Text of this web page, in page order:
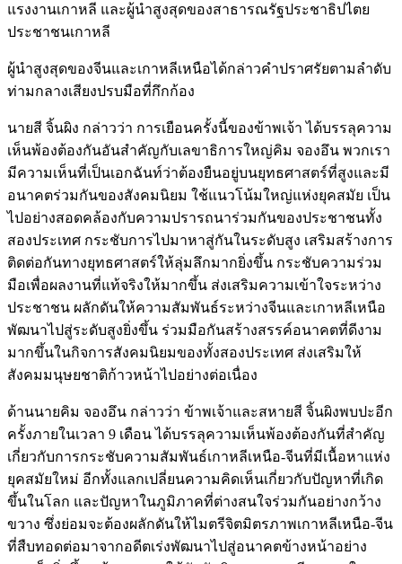
แรงงานเกาหลี และผู้นำสูงสุดของสาธารณรัฐประชาธิปไตย
ประชาชนเกาหลี
ผู้นำสูงสุดของจีนและเกาหลีเหนือได้กล่าวคำปราศรัยตามลำดับ
ท่ามกลางเสียงปรบมือที่กึกก้อง
นายสี จิ้นผิง กล่าวว่า การเยือนครั้งนี้ของข้าพเจ้า ได้บรรลุความ
เห็นพ้องต้องกันอันสำคัญกับเลขาธิการใหญ่คิม จองอึน พวกเรา
มีความเห็นที่เป็นเอกฉันท์ว่าต้องยืนอยู่บนยุทธศาสตร์ที่สูงและมี
อนาคตร่วมกันของสังคมนิยม ใช้แนวโน้มใหญ่แห่งยุคสมัย เป็น
ไปอย่างสอดคล้องกับความปรารถนาร่วมกันของประชาชนทั้ง
สองประเทศ กระชับการไปมาหาสู่กันในระดับสูง เสริมสร้างการ
ติดต่อกันทางยุทธศาสตร์ให้ลุ่มลึกมากยิ่งขึ้น กระชับความร่วม
มือเพื่อผลงานที่แท้จริงให้มากขึ้น ส่งเสริมความเข้าใจระหว่าง
ประชาชน ผลักดันให้ความสัมพันธ์ระหว่างจีนและเกาหลีเหนือ
พัฒนาไปสู่ระดับสูงยิ่งขึ้น ร่วมมือกันสร้างสรรค์อนาคตที่ดีงาม
มากขึ้นในกิจการสังคมนิยมของทั้งสองประเทศ ส่งเสริมให้
สังคมมนุษยชาติก้าวหน้าไปอย่างต่อเนื่อง
ด้านนายคิม จองอึน กล่าวว่า ข้าพเจ้าและสหายสี จิ้นผิงพบปะอีก
ครั้งภายในเวลา 9 เดือน ได้บรรลุความเห็นพ้องต้องกันที่สำคัญ
เกี่ยวกับการกระชับความสัมพันธ์เกาหลีเหนือ-จีนที่มีเนื้อหาแห่ง
ยุคสมัยใหม่ อีกทั้งแลกเปลี่ยนความคิดเห็นเกี่ยวกับปัญหาที่เกิด
ขึ้นในโลก และปัญหาในภูมิภาคที่ต่างสนใจร่วมกันอย่างกว้าง
ขวาง ซึ่งย่อมจะต้องผลักดันให้ไมตรีจิตมิตรภาพเกาหลีเหนือ-จีน
ที่สืบทอดต่อมาจากอดีตเร่งพัฒนาไปสู่อนาคตข้างหน้าอย่าง